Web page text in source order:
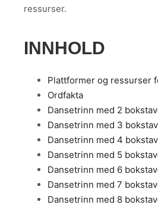
ressurser.
INNHOLD
Plattformer og ressurser
Ordfakta
Dansetrinn med 2
Dansetrinn med 3
Dansetrinn med 4
Dansetrinn med 5
Dansetrinn med 6
Dansetrinn med 7
Dansetrinn med 8